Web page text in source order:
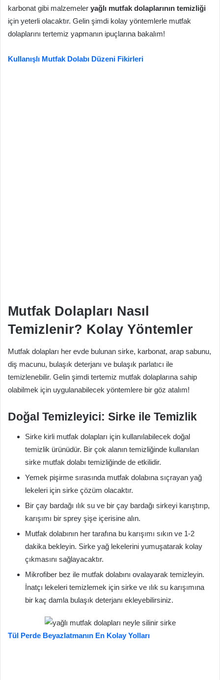
karbonat gibi malzemeler yağlı mutfak dolaplarının temizliği
için yeterli olacaktır. Gelin şimdi kolay yöntemlerle mutfak
dolaplarını tertemiz yapmanın ipuçlarına bakalım!
Kullanışlı Mutfak Dolabı Düzeni Fikirleri
Mutfak Dolapları Nasıl
Temizlenir? Kolay Yöntemler
Mutfak dolapları her evde bulunan sirke, karbonat, arap sabunu,
diş macunu, bulaşık deterjanı ve bulaşık parlatıcı ile
temizlenebilir. Gelin şimdi tertemiz mutfak dolaplarına sahip
olabilmek için uygulanabilecek yöntemlere bir göz atalım!
Doğal Temizleyici: Sirke ile Temizlik
Sirke kirli mutfak dolapları için kullanılabilecek doğal
temizlik ürünüdür. Bir çok alanın temizliğinde kullanılan
sirke mutfak dolabı temizliğinde de etkilidir.
Yemek pişirme sırasında mutfak dolabına sıçrayan yağ
lekeleri için sirke çözüm olacaktır.
Bir çay bardağı ılık su ve bir çay bardağı sirkeyi karıştırıp,
karışımı bir sprey şişe içerisine alın.
Mutfak dolabının her tarafına bu karışımı sıkın ve 1-2
dakika bekleyin. Sirke yağ lekelerini yumuşatarak kolay
çıkmasını sağlayacaktır.
Mikrofiber bez ile mutfak dolabını ovalayarak temizleyin.
İnatçı lekeleri temizlemek için sirke ve ılık su karışımına
bir kaç damla bulaşık deterjanı ekleyebilirsiniz.
Tül Perde Beyazlatmanın En Kolay Yolları